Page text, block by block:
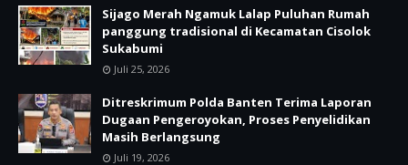
Sijago Merah Ngamuk Lalap Puluhan Rumah
panggung tradisional di Kecamatan Cisolok
Sukabumi
Juli 25, 2026
Ditreskrimum Polda Banten Terima Laporan
Dugaan Pengeroyokan, Proses Penyelidikan
Masih Berlangsung
Juli 19, 2026